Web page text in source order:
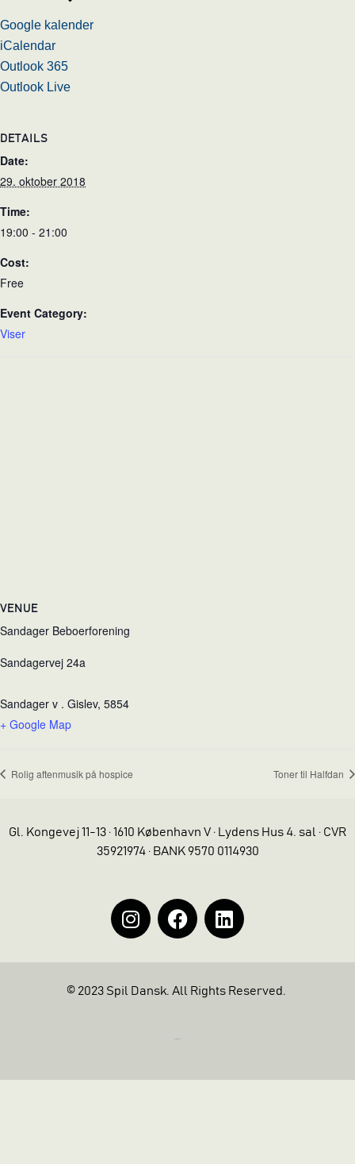
Google kalender
iCalendar
Outlook 365
Outlook Live
DETAILS
Date:
29. oktober 2018
Time:
19:00 - 21:00
Cost:
Free
Event Category:
Viser
VENUE
Sandager Beboerforening
Sandagervej 24a
Sandager v . Gislev, 5854
+ Google Map
Rolig aftenmusik på hospice Toner til Halfdan
Gl. Kongevej 11-13 · 1610 København V · Lydens Hus 4. sal · CVR
35921974 · BANK 9570 0114930
© 2023 Spil Dansk. All Rights Reserved.